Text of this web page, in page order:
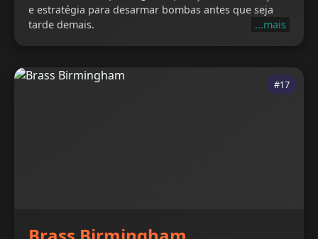
e estratégia para desarmar bombas antes que seja
tarde demais.
...mais
#17